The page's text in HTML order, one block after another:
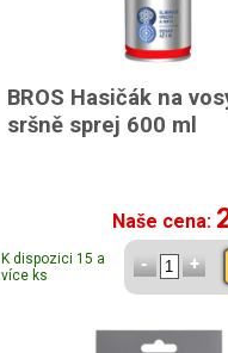
BROS Hasičák na
sršně sprej 600 ml
Naše cena:
K dispozici 15 a
více ks